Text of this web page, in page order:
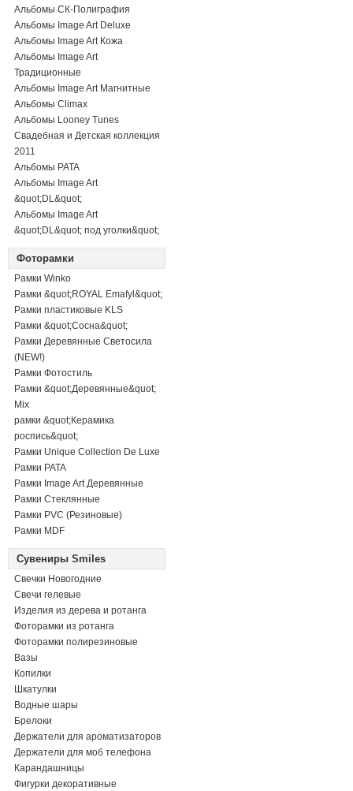
Альбомы СК-Полиграфия
Альбомы Image Art Deluxe
Альбомы Image Art Кожа
Альбомы Image Art
Традиционные
Альбомы Image Art Магнитные
Альбомы Climax
Альбомы Looney Tunes
Свадебная и Детская коллекция
2011
Альбомы PATA
Альбомы Image Art
&quot;DL&quot;
Альбомы Image Art
&quot;DL&quot; под уголки&quot;
Фоторамки
Рамки Winko
Рамки &quot;ROYAL Emafyl&quot;
Рамки пластиковые KLS
Рамки &quot;Сосна&quot;
Рамки Деревянные Светосила
(NEW!)
Рамки Фотостиль
Рамки &quot;Деревянные&quot;
Mix
рамки &quot;Керамика
роспись&quot;
Рамки Unique Collection De Luxe
Рамки PATA
Рамки Image Art Деревянные
Рамки Стеклянные
Рамки PVC (Резиновые)
Рамки MDF
Сувениры Smiles
Свечки Новогодние
Свечи гелевые
Изделия из дерева и ротанга
Фоторамки из ротанга
Фоторамки полирезиновые
Вазы
Копилки
Шкатулки
Водные шары
Брелоки
Держатели для ароматизаторов
Держатели для моб телефона
Карандашницы
Фигурки декоративные